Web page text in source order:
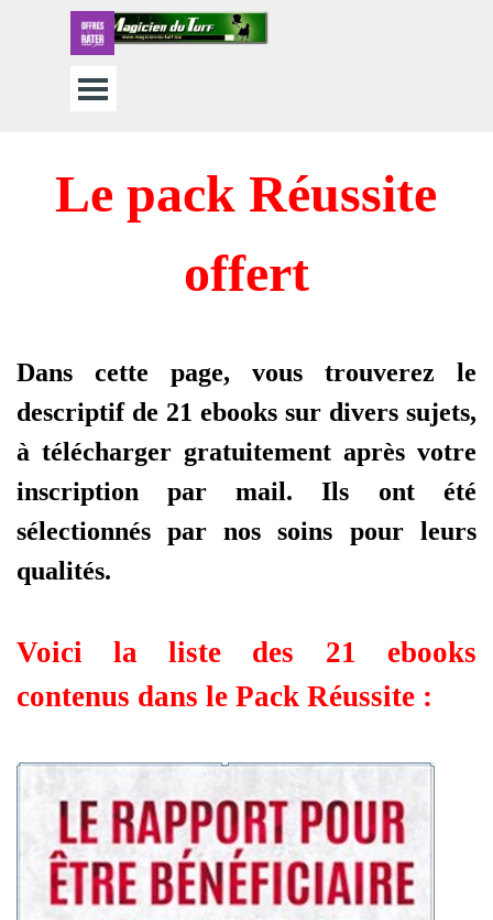
Aller au contenu
Sauter le menu
Le pack Réussite
offert
Dans cette page, vous trouverez le
descriptif de 21 ebooks sur divers sujets,
à télécharger gratuitement après votre
inscription par mail. Ils ont été
sélectionnés par nos soins pour leurs
qualités.
Voici la liste des 21 ebooks
contenus dans le Pack Réussite :